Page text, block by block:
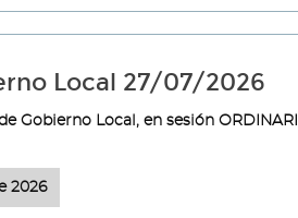
Local 27/07/2026
Gobierno Local, en sesión
2026